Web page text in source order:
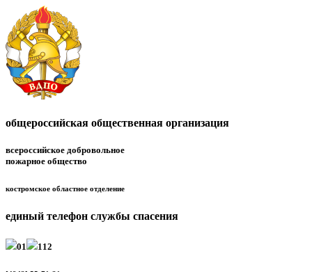
общероссийская общественная организация
всероссийское добровольное
пожарное общество
костромское областное отделение
единый телефон службы спасения
01 112